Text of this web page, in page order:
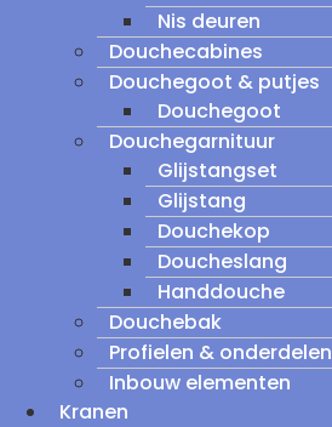
Nis deuren
Douchecabines
Douchegoot & putjes
Douchegoot
Douchegarnituur
Glijstangset
Glijstang
Douchekop
Doucheslang
Handdouche
Douchebak
Profielen & onderdelen
Inbouw elementen
Kranen